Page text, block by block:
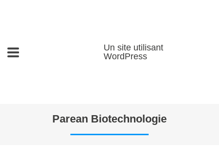
Un site utilisant
WordPress
Parean Biotechnologie